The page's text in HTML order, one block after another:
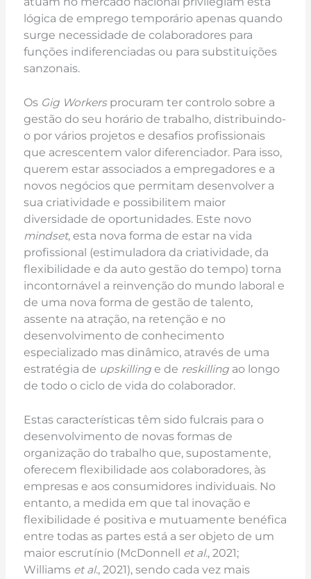
lógica de emprego temporário apenas quando
surge necessidade de colaboradores para
funções indiferenciadas ou para substituições
sanzonais.
Os Gig Workersprocuram ter controlo sobre a
gestão do seu horário de trabalho, distribuindo-
o por vários projetos e desafios profissionais
que acrescentem valor diferenciador. Para isso,
querem estar associados a empregadores e a
novos negócios que permitam desenvolver a
sua criatividade e possibilitem maior
diversidade de oportunidades. Este novo
mindset, esta nova forma de estar na vida
profissional (estimuladora da criatividade, da
flexibilidade e da auto gestão do tempo) torna
incontornável a reinvenção do mundo laboral e
de uma nova forma de gestão de talento,
assente na atração, na retenção e no
desenvolvimento de conhecimento
especializado mas dinâmico, através de uma
estratégia de upskillinge de reskilling ao longo
de todo o ciclo de vida do colaborador.
Estas características têm sido fulcrais para o
desenvolvimento de novas formas de
organização do trabalho que, supostamente,
oferecem flexibilidade aos colaboradores, às
empresas e aos consumidores individuais. No
entanto, a medida em que tal inovação e
flexibilidade é positiva e mutuamente benéfica
entre todas as partes está a ser objeto de um
maior escrutínio (McDonnell et al., 2021;
Williams et al., 2021), sendo cada vez mais